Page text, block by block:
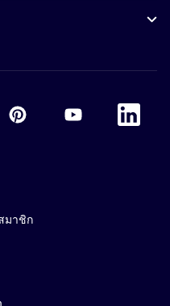
Accor PinterestAccor Youtube
Accor
มาชิก